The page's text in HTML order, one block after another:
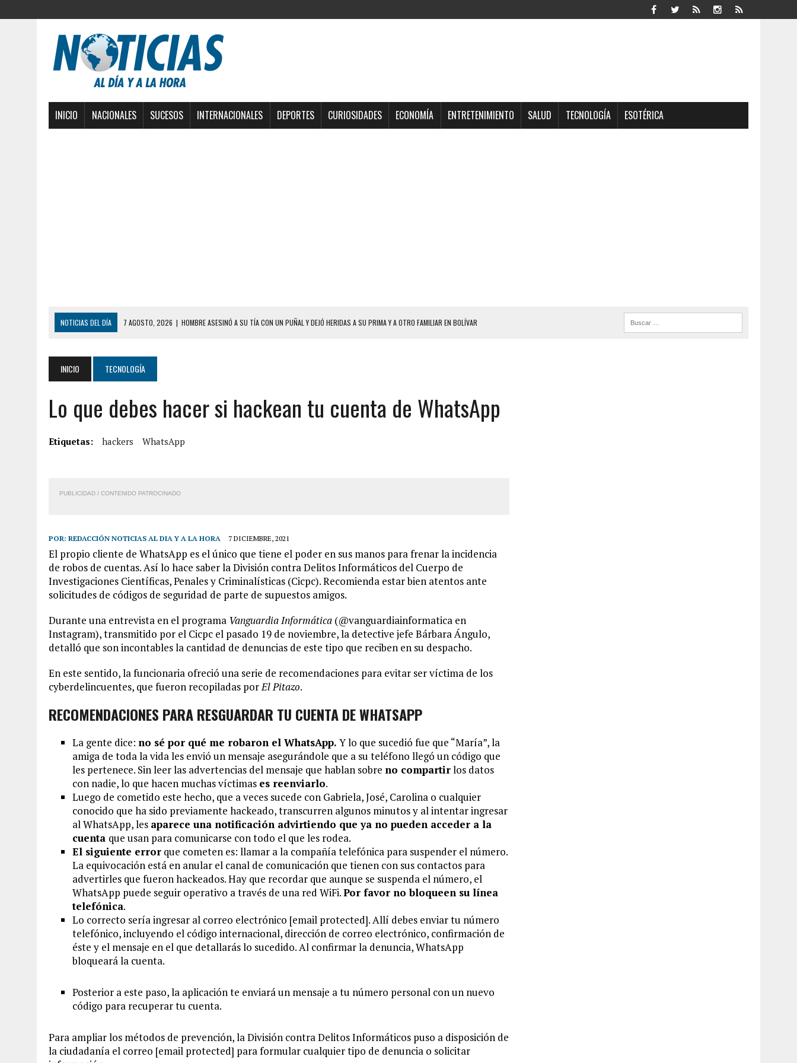
INICIO NACIONALES SUCESOS INTERNACIONALES DEPORTES CURIOSIDADES ECONOMÍA ENTRETENIMIENTO SALUD TECNOLOGÍA ESOTÉRICA
NOTICIAS DEL DÍA 7 AGOSTO, 2026 | HOMBRE ASESINÓ A SU TÍA CON UN PUÑAL Y DEJÓ HERIDAS A SU PRIMA Y A OTRO FAMILIAR EN BOLÍVAR
LOCALIZARON CUERPO DE ‘LA SEÑORA DE LAS UÑAS BONITAS’ 42 DÍAS DESPUÉS DE LOS TERREMOTOS EN LA GUAIRA
6 AGOSTO, 2026 | MISTERIOSA MUERTE DE MODELO EN MONAGAS: HALLARON EL CUERPO DENTRO DE SU CASA
BARINAS: ADOLESCENTE SE QUITÓ LA VIDA TRAS SER ACOSADA Y ABUSADA POR LA PAREJA DE SU ABUELA
6 AGOSTO, 2026
| CONMOCIÓN EN COLORADO POR ASESINATO DE UNA ADOLESCENTE VENEZOLANA EN REUNIÓN CON AMIGOS
5 AGOSTO, 2026 | PRESUNTO BROTE PSICÓTICO POR FALTA DE TRATAMIENTO DESENCADENÓ TRAGEDIA FAMILIAR
7 AGOSTO, 2026 | FUGA DE GAS GENERÓ EXPLOSIÓN EN LOCAL COMERCIAL DE CHACAO
INICIO TECNOLOGÍA
Lo que debes hacer si hackean tu cuenta de WhatsApp
Etiquetas: hackers WhatsApp
PUBLICIDAD / CONTENIDO PATROCINADO
POR: REDACCIÓN NOTICIAS AL DIA Y A LA HORA 7 DICIEMBRE, 2021
El propio cliente de WhatsApp es el único que tiene el poder en sus manos para frenar la incidencia
de robos de cuentas. Así lo hace saber la División contra Delitos Informáticos del Cuerpo de
Investigaciones Científicas, Penales y Criminalísticas (Cicpc). Recomienda estar bien atentos ante
solicitudes de códigos de seguridad de parte de supuestos amigos.
Durante una entrevista en el programa Vanguardia Informática (@vanguardiainformatica en
Instagram), transmitido por el Cicpc el pasado 19 de noviembre, la detective jefe Bárbara Ángulo,
detalló que son incontables la cantidad de denuncias de este tipo que reciben en su despacho.
En este sentido, la funcionaria ofreció una serie de recomendaciones para evitar ser víctima de los
cyberdelincuentes, que fueron recopiladas porEl Pitazo.
RECOMENDACIONES PARA RESGUARDAR TU CUENTA DE WHATSAPP
La gente dice: no sé por qué me robaron el WhatsApp. Y lo que sucedió fue que “María”, la
amiga de toda la vida les envió un mensaje asegurándole que a su teléfono llegó un código que
les pertenece. Sin leer las advertencias del mensaje que hablan sobre no compartirlos datos
con nadie, lo que hacen muchas víctimas es reenviarlo.
Luego de cometido este hecho, que a veces sucede con Gabriela, José, Carolina o cualquier
conocido que ha sido previamente hackeado, transcurren algunos minutos y al intentar ingresar
al WhatsApp, les aparece una notificación advirtiendo que ya no pueden acceder a la
cuenta que usan para comunicarse con todo el que les rodea.
El siguiente error que cometen es: llamar a la compañía telefónica para suspender el número.
La equivocación está en anular el canal de comunicación que tienen con sus contactos para
advertirles que fueron hackeados. Hay que recordar que aunque se suspenda el número, el
WhatsApp puede seguir operativo a través de una red WiFi.Por favor no bloqueen su línea
telefónica.
Lo correcto sería ingresar al correo electrónico [email protected]. Allí debes enviar tu número
telefónico, incluyendo el código internacional, dirección de correo electrónico, confirmación de
éste y el mensaje en el que detallarás lo sucedido. Al confirmar la denuncia, WhatsApp
bloqueará la cuenta.
Posterior a este paso, la aplicación te enviará un mensaje a tu número personal con un nuevo
código para recuperar tu cuenta.
Para ampliar los métodos de prevención, la División contra Delitos Informáticos puso a disposición de
la ciudadanía el correo [email protected] para formular cualquier tipo de denuncia o solicitar